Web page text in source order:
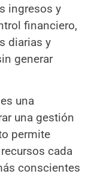
ingresos y
financiero,
diarias y
generar
una
una gestión
permite
cada
conscientes